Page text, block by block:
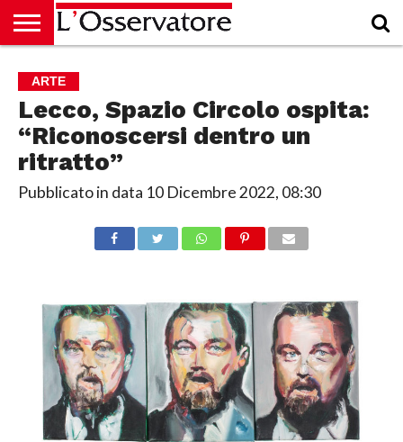
CULTURA
ECONOMIA
RUBRICHE
ARCHIVIO
PODCAST
ABBONAMENTO
CHI
SIAMO
ACCEDI
ARTE
Lecco, Spazio Circolo ospita:
“Riconoscersi dentro un
ritratto”
Pubblicato in data 10 Dicembre 2022, 08:30